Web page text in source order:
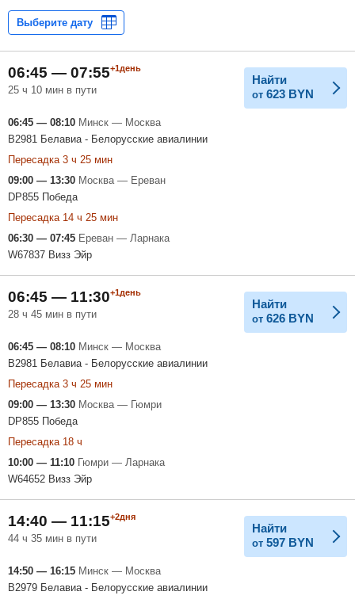
06:45 — 07:55+1день
25 ч 10 мин в пути
Найти
от 623 BYN
06:45 — 08:10 Минск — Москва
B2981 Белавиа - Белорусские авиалинии
Пересадка 3 ч 25 мин
09:00 — 13:30 Москва — Ереван
DP855 Победа
Пересадка 14 ч 25 мин
06:30 — 07:45 Ереван — Ларнака
W67837 Визз Эйр
06:45 — 11:30+1день
28 ч 45 мин в пути
Найти
от 626 BYN
06:45 — 08:10 Минск — Москва
B2981 Белавиа - Белорусские авиалинии
Пересадка 3 ч 25 мин
09:00 — 13:30 Москва — Гюмри
DP855 Победа
Пересадка 18 ч
10:00 — 11:10 Гюмри — Ларнака
W64652 Визз Эйр
14:40 — 11:15+2дня
44 ч 35 мин в пути
Найти
от 597 BYN
14:50 — 16:15 Минск — Москва
B2979 Белавиа - Белорусские авиалинии